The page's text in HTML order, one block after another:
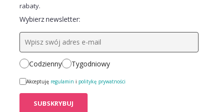
rabaty.
Wybierz newsletter:
Codzienny Tygodniowy
Akceptuję regulamin i politykę prywatności